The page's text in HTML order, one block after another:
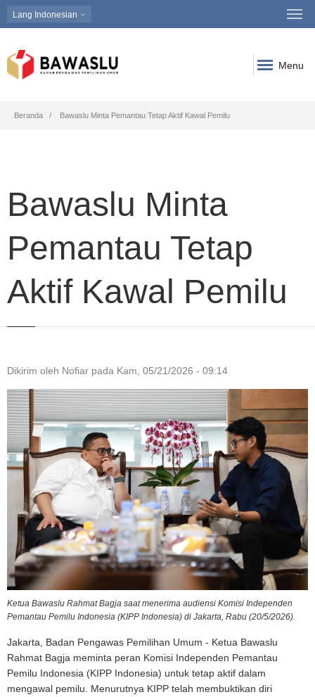
Lang Indonesian
Menu
Breadcrumb
Beranda Bawaslu Minta Pemantau Tetap Aktif Kawal Pemilu
Bawaslu Minta
Pemantau Tetap
Aktif Kawal Pemilu
Dikirim oleh Nofiar pada Kam, 05/21/2026 - 09:14
Ketua Bawaslu Rahmat Bagja saat menerima audiensi Komisi Independen
Pemantau Pemilu Indonesia (KIPP Indonesia) di Jakarta, Rabu (20/5/2026).
Jakarta, Badan Pengawas Pemilihan Umum - Ketua Bawaslu
Rahmat Bagja meminta peran Komisi Independen Pemantau
Pemilu Indonesia (KIPP Indonesia) untuk tetap aktif dalam
mengawal pemilu. Menurutnya KIPP telah membuktikan diri